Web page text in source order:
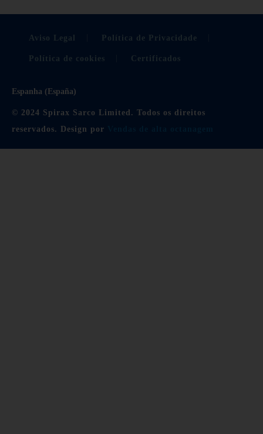
Aviso Legal Política de Privacidade
Política de cookies Certificados
Espanha (España)
© 2024 Spirax Sarco Limited. Todos os direitos
reservados. Design por